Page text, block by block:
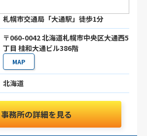
札幌市交通局「大通駅」徒歩1分
〒060-0042 北海道札幌市中央区大通西5
丁目 桂和大通ビル386階
MAP
北海道
事務所の詳細を見る